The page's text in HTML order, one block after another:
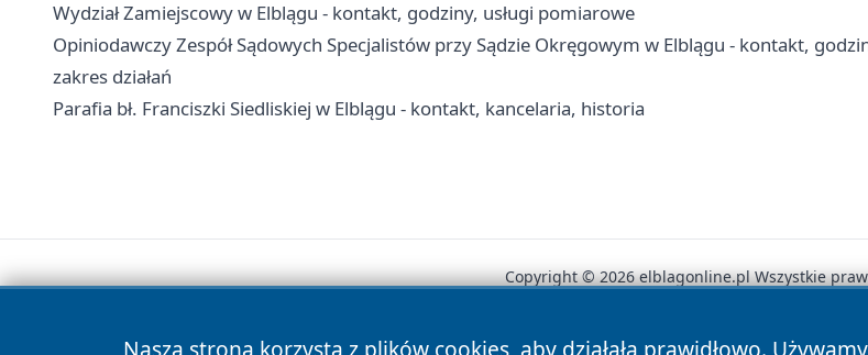
Wydział Zamiejscowy w Elblągu - kontakt, godziny, usługi pomiarowe
Opiniodawczy Zespół Sądowych Specjalistów przy Sądzie Okręgowym w Elblągu - kontakt,
zakres działań
Parafia bł. Franciszki Siedliskiej w Elblągu - kontakt, kancelaria, historia
Nasza strona korzysta z plików cookies, aby działała prawidłowo.
Copyright © 2026 elblagonline.pl Wszystkie